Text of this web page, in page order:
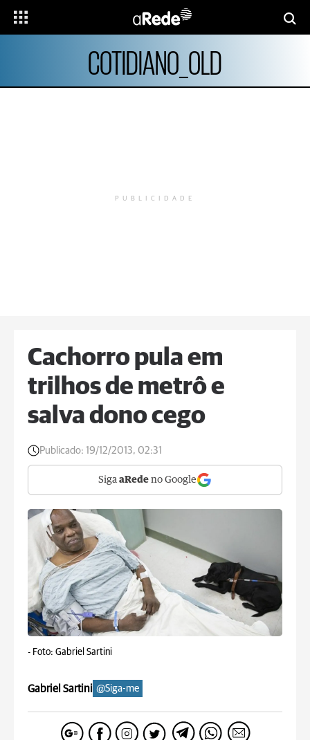
COTIDIANO_OLD
PUBLICIDADE
Cachorro pula em
trilhos de metrô e
salva dono cego
Publicado: 19/12/2013, 02:31
Siga aRede no Google
- Foto: Gabriel Sartini
Gabriel Sartini @Siga-me